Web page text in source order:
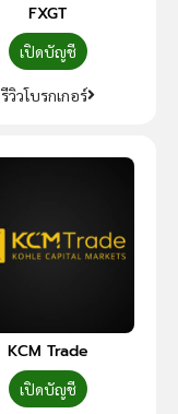
FXGT
เปิดบัญชี
รีวิวโบรกเกอร์
KCM Trade
เปิดบัญชี